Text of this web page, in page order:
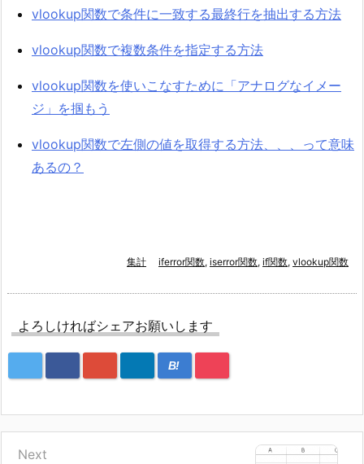
vlookup関数で条件に一致する最終行を抽出する方法
vlookup関数で複数条件を指定する方法
vlookup関数を使いこなすために「アナログなイメー
ジ」を掴もう
vlookup関数で左側の値を取得する方法、、、って意味
あるの？
集計 iferror関数, iserror関数, if関数, vlookup関数
よろしければシェアお願いします
B!
Next